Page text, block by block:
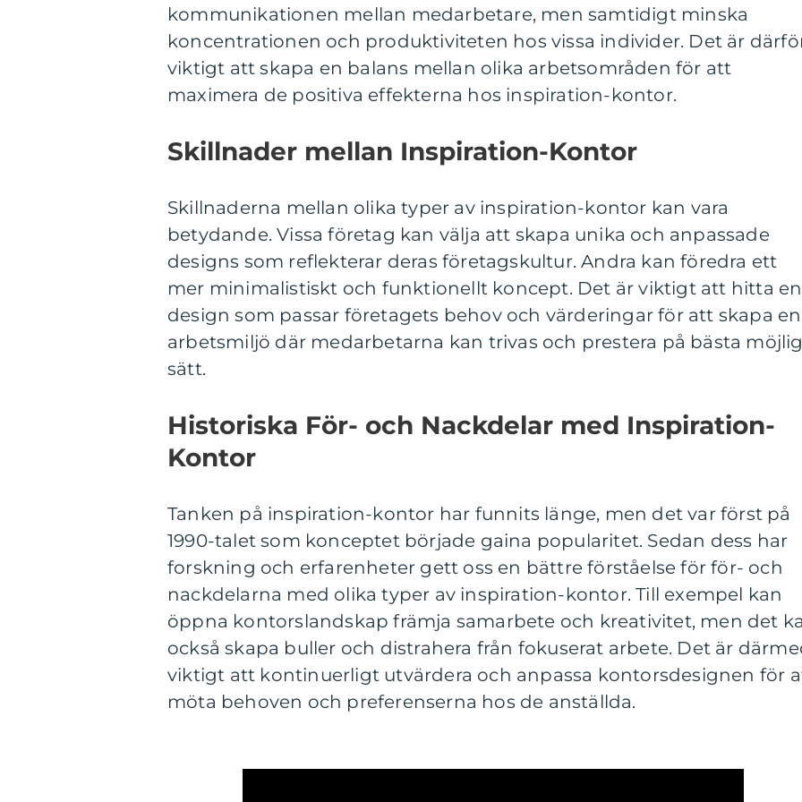
kommunikationen mellan medarbetare, men samtidigt minska
koncentrationen och produktiviteten hos vissa individer. Det är
viktigt att skapa en balans mellan olika arbetsområden för att
maximera de positiva effekterna hos inspiration-kontor.
Skillnader mellan Inspiration-Kontor
Skillnaderna mellan olika typer av inspiration-kontor kan vara
betydande. Vissa företag kan välja att skapa unika och anpassade
designs som reflekterar deras företagskultur. Andra kan föredra ett
mer minimalistiskt och funktionellt koncept. Det är viktigt att hitta en
design som passar företagets behov och värderingar för att skapa en
arbetsmiljö där medarbetarna kan trivas och prestera på bästa
sätt.
Historiska För- och Nackdelar med Inspiration-
Kontor
Tanken på inspiration-kontor har funnits länge, men det var först på
1990-talet som konceptet började gaina popularitet. Sedan dess har
forskning och erfarenheter gett oss en bättre förståelse för för- och
nackdelarna med olika typer av inspiration-kontor. Till exempel kan
öppna kontorslandskap främja samarbete och kreativitet, men det
också skapa buller och distrahera från fokuserat arbete. Det är
viktigt att kontinuerligt utvärdera och anpassa kontorsdesignen för
möta behoven och preferenserna hos de anställda.